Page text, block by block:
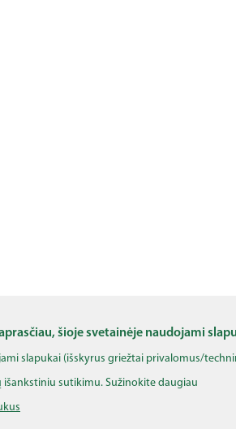
šioje svetainėje naudojami
slapukai (išskyrus griežtai privalomus/
išankstiniu sutikimu. Sužinokite daugiau